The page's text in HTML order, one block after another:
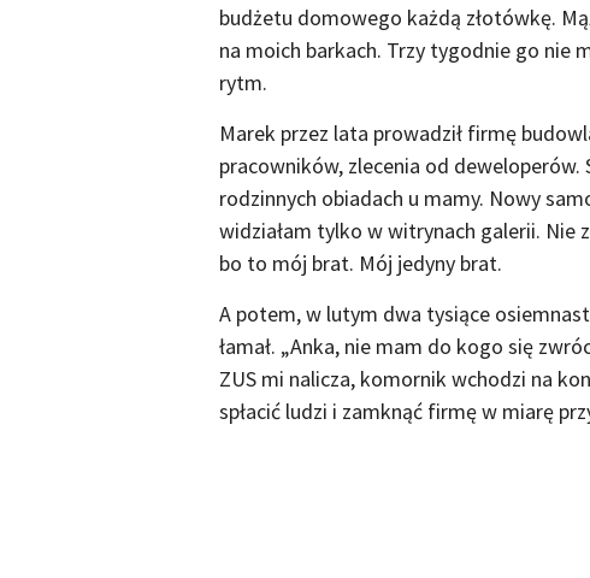
budżetu domowego każdą złotówkę.
na moich barkach. Trzy tygodnie go nie
rytm.
Marek przez lata prowadził firmę
pracowników, zlecenia od deweloperów.
rodzinnych obiadach u mamy. Nowy
widziałam tylko w witrynach galerii. Nie
bo to mój brat. Mój jedyny brat.
A potem, w lutym dwa tysiące
łamał. „Anka, nie mam do kogo się
ZUS mi nalicza, komornik wchodzi na
spłacić ludzi i zamknąć firmę w miarę